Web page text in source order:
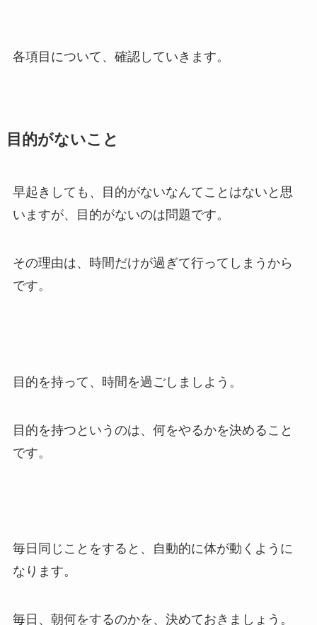
各項目について、確認していきます。
目的がないこと
早起きしても、目的がないなんてことはないと思
いますが、目的がないのは問題です。
その理由は、時間だけが過ぎて行ってしまうから
です。
目的を持って、時間を過ごしましよう。
目的を持つというのは、何をやるかを決めること
です。
毎日同じことをすると、自動的に体が動くように
なります。
毎日、朝何をするのかを、決めておきましょう。